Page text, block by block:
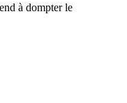
à dompter le